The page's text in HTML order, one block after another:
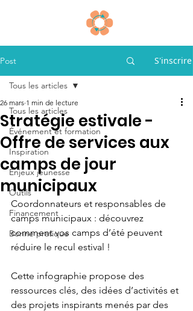
Post S'inscrire
Tous les articles
Événement et formation
Inspiration
Enjeux jeunesse
Outils
Financement
Bonne pratique
Tous les articles
Stratégie estivale -
Offre de services aux
camps de jour
municipaux
26 mars 1 min de lecture
Coordonnateurs et responsables de
camps municipaux : découvrez
comment vos camps d’été peuvent
réduire le recul estival !
Cette infographie propose des
ressources clés, des idées d’activités et
des projets inspirants menés par des